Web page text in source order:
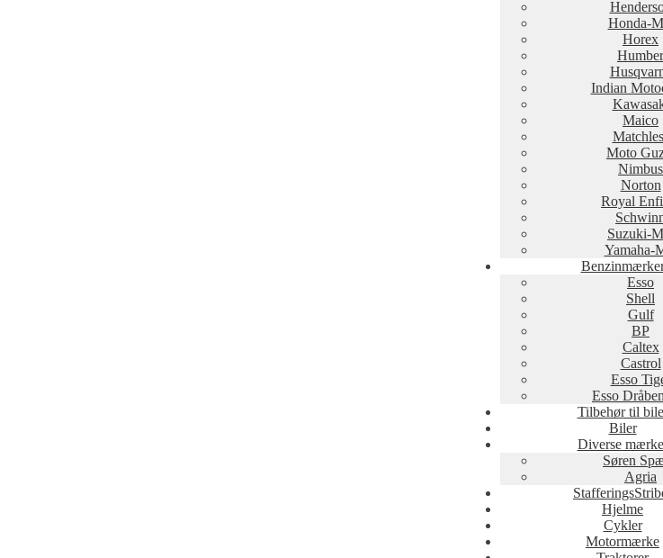
Honda-
Horex
Humber
Indian
Maico
Moto
Nimbus
Norton
Royal
Suzuki-
Yamaha-
Esso
Shell
Gulf
BP
Caltex
Castrol
Esso
Esso
Tilbehør til
Biler
Diverse
Søren
Agria
Hjelme
Cykler
Motormærke